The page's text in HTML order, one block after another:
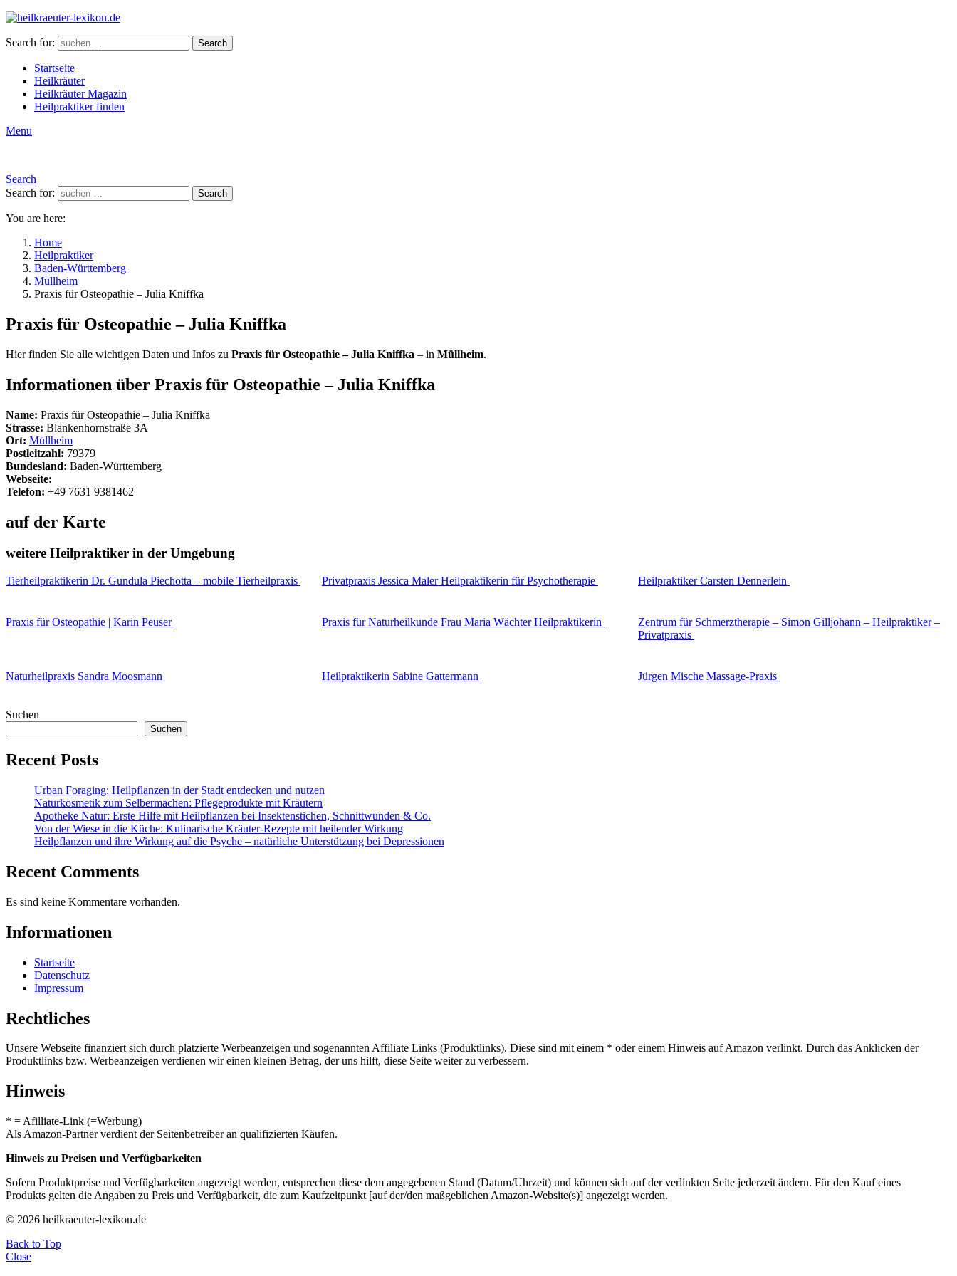
Search for: Search
Startseite
Heilkräuter
Heilkräuter Magazin
Heilpraktiker finden
Menu
Search
Search for:
Search
You are here:
Home
Heilpraktiker
Baden-Württemberg
Müllheim
Praxis für Osteopathie – Julia Kniffka
Praxis für Osteopathie – Julia Kniffka
Hier finden Sie alle wichtigen Daten und Infos zu Praxis für Osteopathie – Julia Kniffka – in Müllheim.
Informationen über Praxis für Osteopathie – Julia Kniffka
Name: Praxis für Osteopathie – Julia Kniffka
Strasse: Blankenhornstraße 3A
Ort: Müllheim
Postleitzahl: 79379
Bundesland: Baden-Württemberg
Webseite:
Telefon: +49 7631 9381462
auf der Karte
weitere Heilpraktiker in der Umgebung
Tierheilpraktikerin Dr. Gundula Piechotta – mobile Tierheilpraxis Privatpraxis Jessica Maler Heilpraktikerin für Psychotherapie Heilpraktiker Carsten Dennerlein
Praxis für Osteopathie | Karin Peuser Praxis für Naturheilkunde Frau Maria Wächter Heilpraktikerin
Zentrum für Schmerztherapie – Simon Gilljohann – Heilpraktiker –
Privatpraxis
Naturheilpraxis Sandra Moosmann Heilpraktikerin Sabine Gattermann Jürgen Mische Massage-Praxis
Suchen
Suchen
Recent Posts
Urban Foraging: Heilpflanzen in der Stadt entdecken und nutzen
Naturkosmetik zum Selbermachen: Pflegeprodukte mit Kräutern
Apotheke Natur: Erste Hilfe mit Heilpflanzen bei Insektenstichen, Schnittwunden & Co.
Von der Wiese in die Küche: Kulinarische Kräuter-Rezepte mit heilender Wirkung
Heilpflanzen und ihre Wirkung auf die Psyche – natürliche Unterstützung bei Depressionen
Recent Comments
Es sind keine Kommentare vorhanden.
Informationen
Startseite
Datenschutz
Impressum
Rechtliches
Unsere Webseite finanziert sich durch platzierte Werbeanzeigen und sogenannten Affiliate Links (Produktlinks). Diese sind mit einem * oder einem Hinweis auf Amazon verlinkt. Durch das Anklicken der
Produktlinks bzw. Werbeanzeigen verdienen wir einen kleinen Betrag, der uns hilft, diese Seite weiter zu verbessern.
Hinweis
* = Afilliate-Link (=Werbung)
Als Amazon-Partner verdient der Seitenbetreiber an qualifizierten Käufen.
Hinweis zu Preisen und Verfügbarkeiten
Sofern Produktpreise und Verfügbarkeiten angezeigt werden, entsprechen diese dem angegebenen Stand (Datum/Uhrzeit) und können sich auf der verlinkten Seite jederzeit ändern. Für den Kauf eines
Produkts gelten die Angaben zu Preis und Verfügbarkeit, die zum Kaufzeitpunkt [auf der/den maßgeblichen Amazon-Website(s)] angezeigt werden.
© 2026 heilkraeuter-lexikon.de
Back to Top
Close